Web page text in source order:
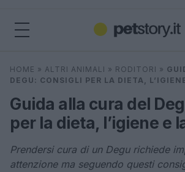
Cerca
HOME » ALTRI ANIMALI » RODITORI »
DEGU: CONSIGLI PER LA DIETA,
Guida alla cura del
per la dieta, l’igiene e
Prendersi cura di un Degu richiede
attenzione ma seguendo questi